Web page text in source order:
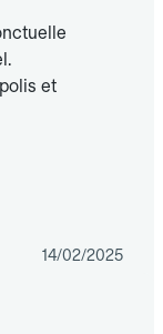
et
14/02/2025